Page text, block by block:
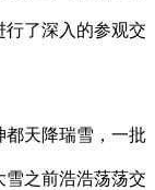
了深入的参观交
天降瑞雪，一批
之前浩浩荡荡交